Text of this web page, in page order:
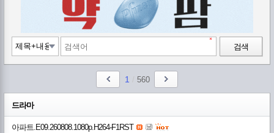
검색
1 560
드라마
아파트.E09.260808.1080p.H264-F1RST